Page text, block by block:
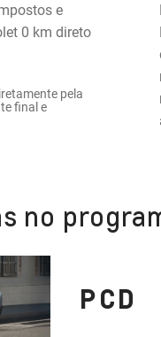
e
0 km direto
pela
final e
no
PCD